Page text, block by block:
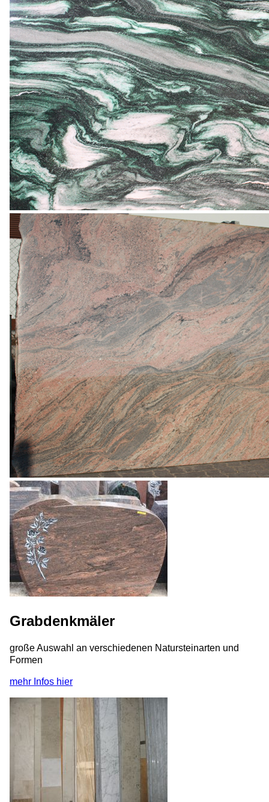
Grabdenkmäler
große Auswahl an verschiedenen Natursteinarten und
Formen
mehr Infos hier